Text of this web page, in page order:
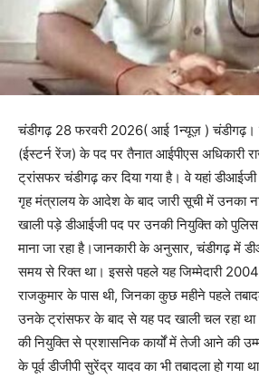
चंडीगढ़ 28 फरवरी 2026( आई 1न्यूज़ ) चंडीगढ़।
(ईस्टर्न रेंज) के पद पर तैनात आईपीएस अधिकारी
ट्रांसफर चंडीगढ़ कर दिया गया है। वे यहां
गृह मंत्रालय के आदेश के बाद जारी सूची में उनका
खाली पड़े डीआईजी पद पर उनकी नियुक्ति को
माना जा रहा है।जानकारी के अनुसार, चंडीगढ़ में
समय से रिक्त था। इससे पहले यह जिम्मेदारी
राजकुमार के पास थी, जिनका कुछ महीने पहले
उनके ट्रांसफर के बाद से यह पद खाली चल रहा
की नियुक्ति से प्रशासनिक कार्यों में तेजी आने की
के पूर्व डीजीपी सुरेंद्र यादव का भी तबादला हो